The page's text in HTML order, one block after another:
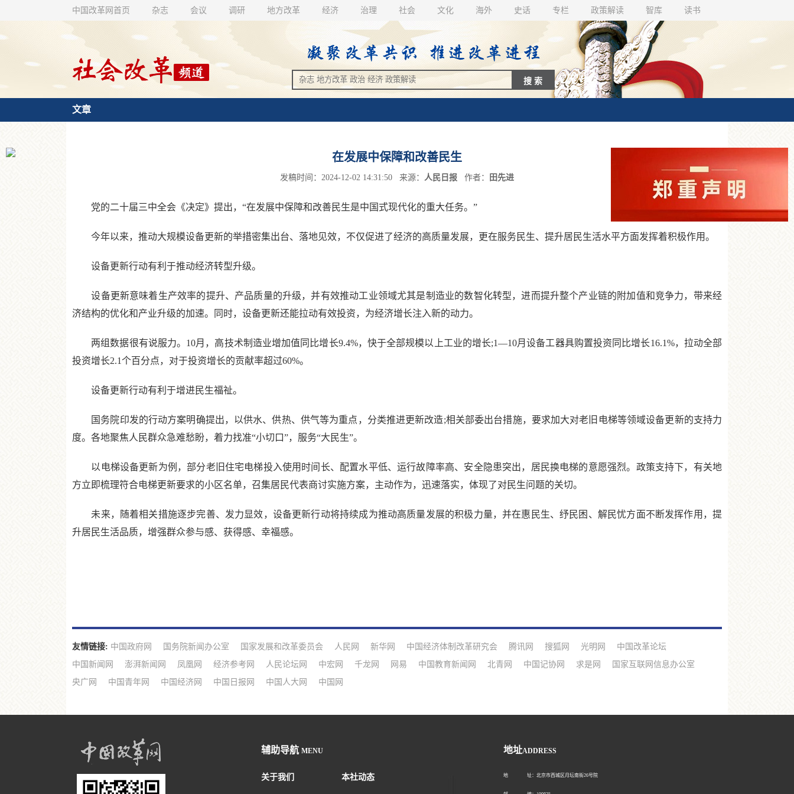
中国改革网首页 杂志 会议 调研 地方改革 经济 治理 社会 文化 海外 史话 专栏 政策解读 智库 读书
文章
在发展中保障和改善民生
发稿时间：2024-12-02 14:31:50 来源： 人民日报 作者： 田先进
党的二十届三中全会《决定》提出，“在发展中保障和改善民生是中国式现代化的重大任务。”
今年以来，推动大规模设备更新的举措密集出台、落地见效，不仅促进了经济的高质量发展，更在服务民生、提升居民生活水平方面发挥着积极作用。
设备更新行动有利于推动经济转型升级。
设备更新意味着生产效率的提升、产品质量的升级，并有效推动工业领域尤其是制造业的数智化转型，进而提升整个产业链的附加值和竞争力，带来经
济结构的优化和产业升级的加速。同时，设备更新还能拉动有效投资，为经济增长注入新的动力。
两组数据很有说服力。10月，高技术制造业增加值同比增长9.4%，快于全部规模以上工业的增长;1—10月设备工器具购置投资同比增长16.1%，拉动全部
投资增长2.1个百分点，对于投资增长的贡献率超过60%。
设备更新行动有利于增进民生福祉。
国务院印发的行动方案明确提出，以供水、供热、供气等为重点，分类推进更新改造;相关部委出台措施，要求加大对老旧电梯等领域设备更新的支持力
度。各地聚焦人民群众急难愁盼，着力找准“小切口”，服务“大民生”。
以电梯设备更新为例，部分老旧住宅电梯投入使用时间长、配置水平低、运行故障率高、安全隐患突出，居民换电梯的意愿强烈。政策支持下，有关地
方立即梳理符合电梯更新要求的小区名单，召集居民代表商讨实施方案，主动作为，迅速落实，体现了对民生问题的关切。
未来，随着相关措施逐步完善、发力显效，设备更新行动将持续成为推动高质量发展的积极力量，并在惠民生、纾民困、解民忧方面不断发挥作用，提
升居民生活品质，增强群众参与感、获得感、幸福感。
友情链接: 中国政府网 国务院新闻办公室 国家发展和改革委员会 人民网 新华网 中国经济体制改革研究会 腾讯网 搜狐网 光明网
中国改革论坛
中国新闻网
澎湃新闻网 凤凰网 经济参考网 人民论坛网 中宏网 千龙网 网易 中国教育新闻网 北青网 中国记协网 求是网
国家互联网信息办公室
央广网
中国青年网 中国经济网 中国日报网 中国人大网 中国网
辅助导航 MENU
关于我们 本社动态
地址ADDRESS
地 址：北京市西城区月坛南街26号院